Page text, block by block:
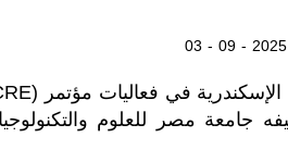
03 - 09 - 2025